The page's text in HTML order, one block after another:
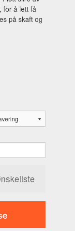
for å lett få
på skaft og